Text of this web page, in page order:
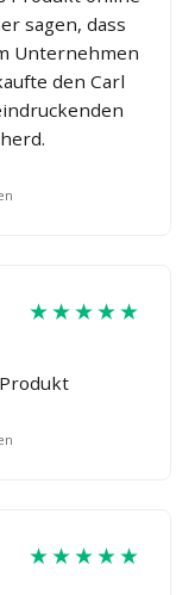
sagen, dass
Unternehmen
den Carl
★★★★★
★★★★★